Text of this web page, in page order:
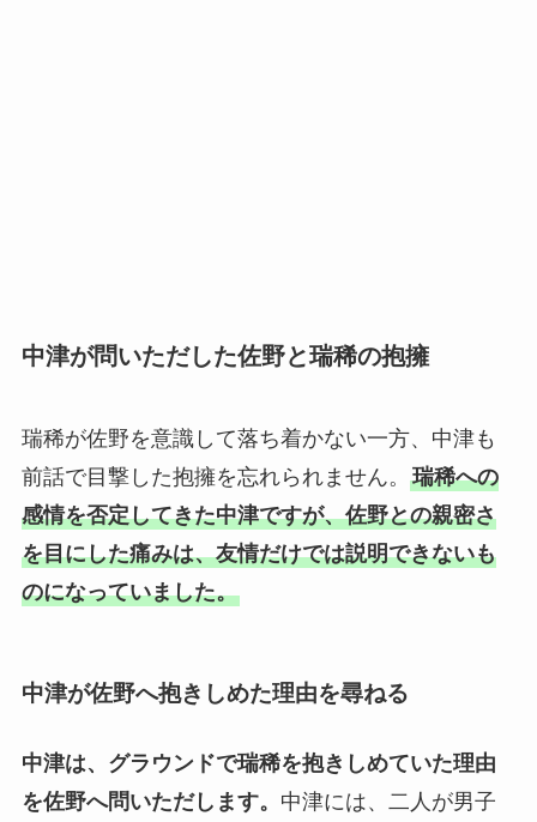
中津が問いただした佐野と瑞稀の抱擁
瑞稀が佐野を意識して落ち着かない一方、中津も
前話で目撃した抱擁を忘れられません。 瑞稀への
感情を否定してきた中津ですが、佐野との親密さ
を目にした痛みは、友情だけでは説明できないも
のになっていました。
中津が佐野へ抱きしめた理由を尋ねる
中津は、グラウンドで瑞稀を抱きしめていた理由
を佐野へ問いただします。 中津には、二人が男子